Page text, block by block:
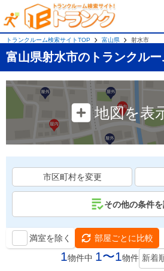
トランクルーム検索サイトTOP 富山県 射水市
富山県射水市のトランクルー
地図を表
市区町村を変更
その他の条件
満室を除く 部屋ごとに比較
1物件中 1〜1物件